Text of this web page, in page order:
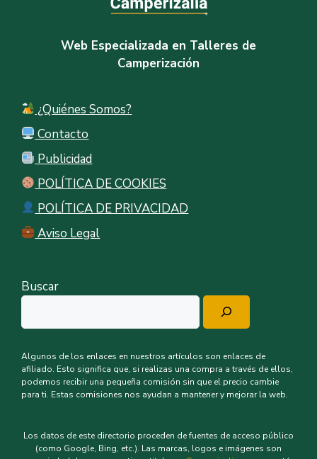
Web Especializada en Talleres de
Camperización
¿Quiénes Somos?
Contacto
Publicidad
POLÍTICA DE COOKIES
POLÍTICA DE PRIVACIDAD
Aviso Legal
Buscar
Algunos de los enlaces en nuestros artículos son enlaces de
afiliado. Esto significa que, si realizas una compra a través de ellos,
podemos recibir una pequeña comisión sin que el precio cambie
para ti. Estas comisiones nos ayudan a mantener y mejorar la web.
Los datos de este directorio proceden de fuentes de acceso público
(como Google, Bing, etc.). Las marcas, logos e imágenes son